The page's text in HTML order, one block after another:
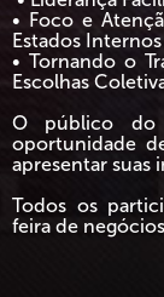
• Foco e
Estados
• Tornando o
Escolhas
O público do
oportunidade
apresentar suas
Todos os
feira de